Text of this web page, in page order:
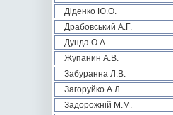
Діденко Ю.О.
Драбовський А.Г.
Дунда О.А.
Жупанин А.В.
Забуранна Л.В.
Загоруйко А.Л.
Задорожній М.М.